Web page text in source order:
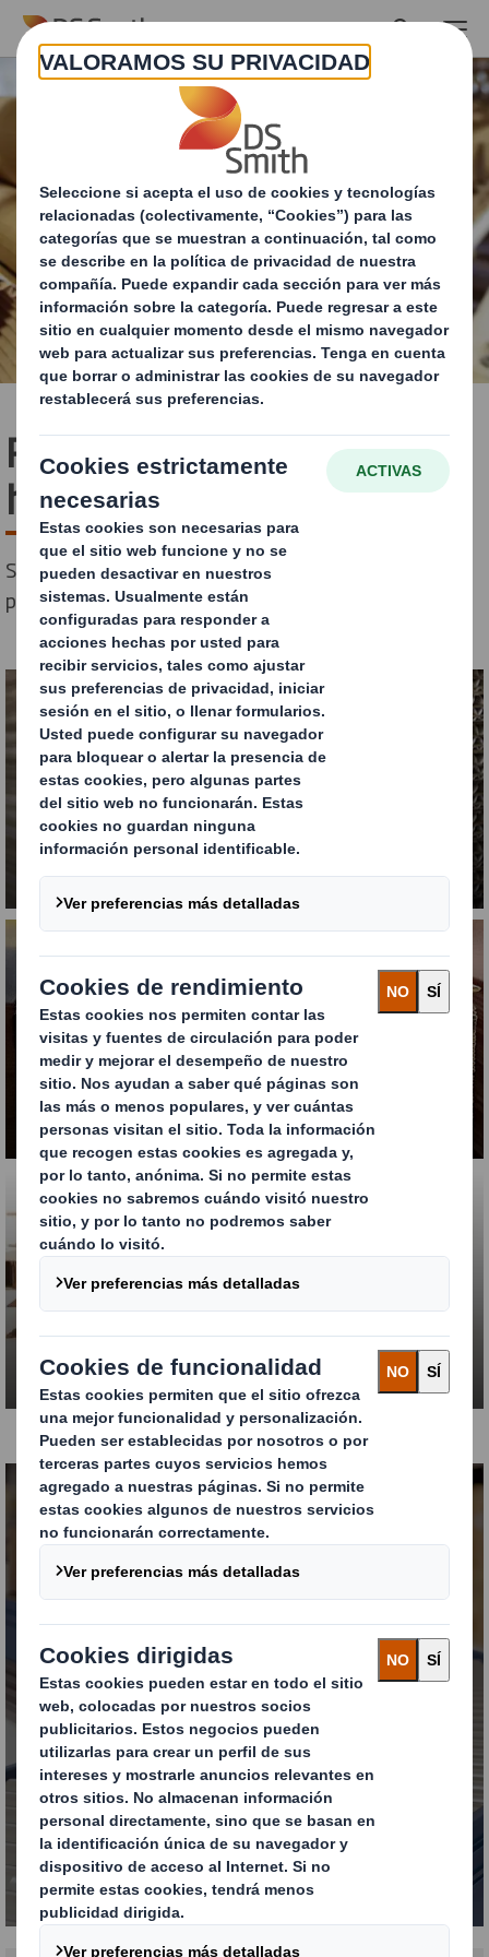
Skip to main content
Planchas, fanfold y
honeycomb
Soluciones en cartón que te permiten desarrollar tu
packaging circular.
Planchas de cartón
Fanfold
Honeycomb
Planchas, fanfold y
honeycomb
MÁS INFORMACIÓN